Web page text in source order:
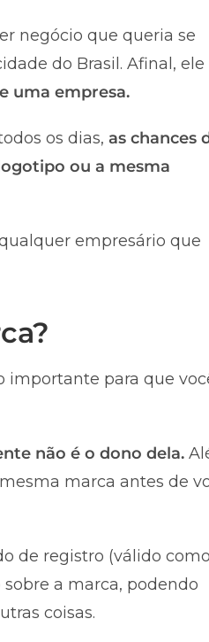
negócio que queria se
do Brasil. Afinal, ele
uma empresa.
os dias, as chances
ou a mesma
empresário que
importante para que
não é o dono dela.
marca antes de
de registro (válido como
a marca, podendo
coisas.